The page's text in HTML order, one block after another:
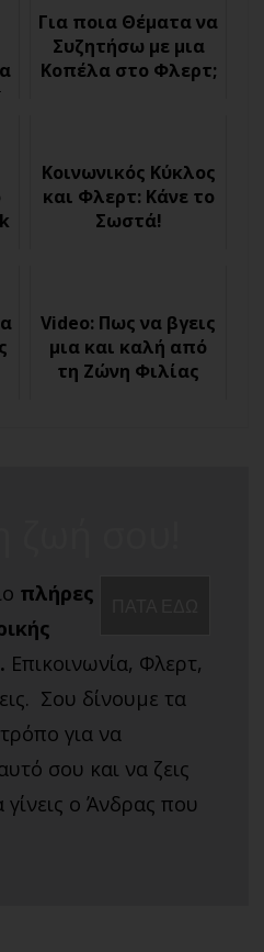
Για ποια Θέματα να
Συζητήσω με μια
Κοπέλα στο Φλερτ;
Κοινωνικός Κύκλος
και Φλερτ: Κάνε το
Σωστά!
Video: Πως να βγεις
μια και καλή από
τη Ζώνη Φιλίας
πλήρες
Επικοινωνία, Φλερτ,
Σου δίνουμε τα
για να
σου και να ζεις
γίνεις ο Άνδρας που